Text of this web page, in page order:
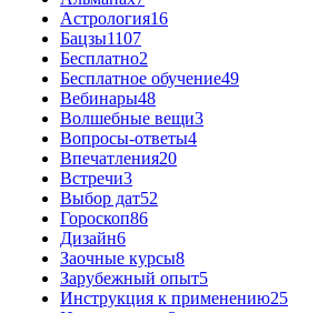
Астрология16
Бацзы1107
Бесплатно2
Бесплатное обучение49
Вебинары48
Волшебные вещи3
Вопросы-ответы4
Впечатления20
Встречи3
Выбор дат52
Гороскоп86
Дизайн6
Заочные курсы8
Зарубежный опыт5
Инструкция к применению25